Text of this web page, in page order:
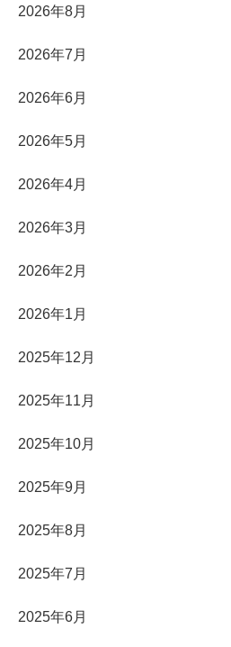
2026年8月
2026年7月
2026年6月
2026年5月
2026年4月
2026年3月
2026年2月
2026年1月
2025年12月
2025年11月
2025年10月
2025年9月
2025年8月
2025年7月
2025年6月